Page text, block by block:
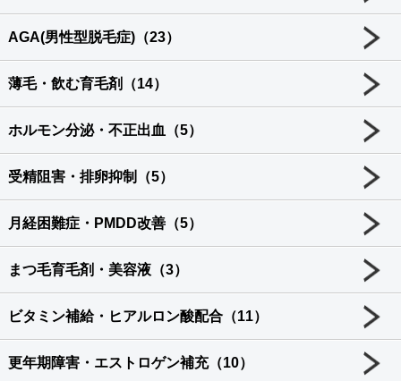
AGA(男性型脱毛症)（23）
薄毛・飲む育毛剤（14）
ホルモン分泌・不正出血（5）
受精阻害・排卵抑制（5）
月経困難症・PMDD改善（5）
まつ毛育毛剤・美容液（3）
ビタミン補給・ヒアルロン酸配合（11）
更年期障害・エストロゲン補充（10）